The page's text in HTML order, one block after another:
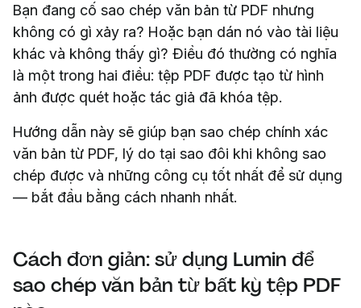
Bạn đang cố sao chép văn bản từ PDF nhưng
không có gì xảy ra? Hoặc bạn dán nó vào tài liệu
khác và không thấy gì? Điều đó thường có nghĩa
là một trong hai điều: tệp PDF được tạo từ hình
ảnh được quét hoặc tác giả đã khóa tệp.
Hướng dẫn này sẽ giúp bạn sao chép chính xác
văn bản từ PDF, lý do tại sao đôi khi không sao
chép được và những công cụ tốt nhất để sử dụng
— bắt đầu bằng cách nhanh nhất.
Cách đơn giản: sử dụng Lumin để
sao chép văn bản từ bất kỳ tệp PDF